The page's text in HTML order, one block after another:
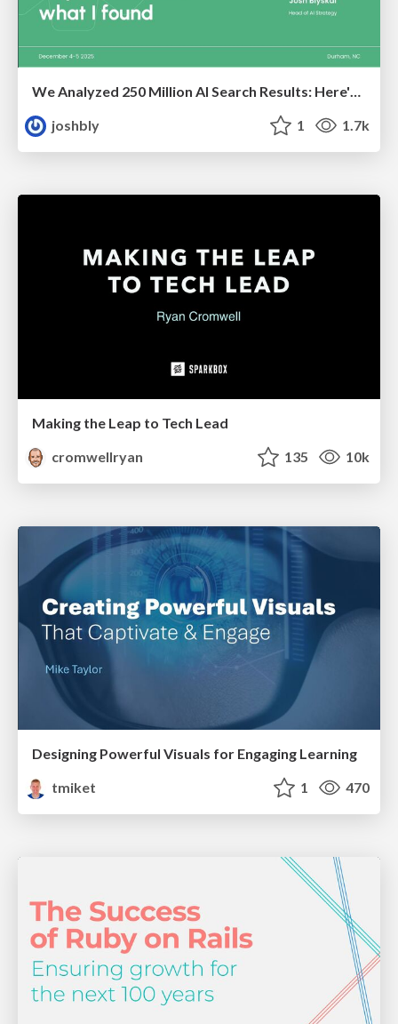
We Analyzed 250 Million AI Search Results: Here's What I Found
joshbly
1 1.7k
Making the Leap to Tech Lead
cromwellryan
135 10k
Designing Powerful Visuals for Engaging Learning
tmiket
1 470